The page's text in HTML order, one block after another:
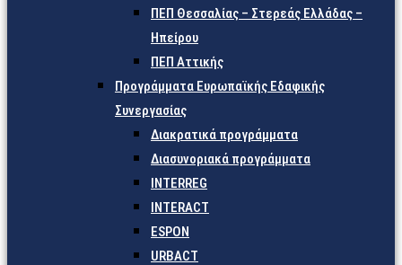
ΠΕΠ Θεσσαλίας – Στερεάς Ελλάδας –
Ηπείρου
ΠΕΠ Αττικής
Προγράμματα Ευρωπαϊκής Εδαφικής
Συνεργασίας
Διακρατικά προγράμματα
Διασυνοριακά προγράμματα
INTERREG
INTERACT
ESPON
URBACT